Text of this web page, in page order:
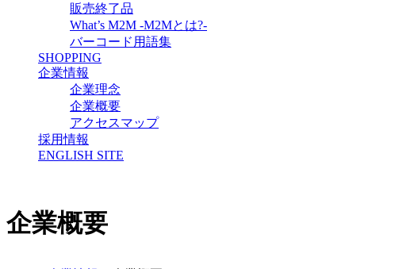
販売終了品
What’s M2M -M2Mとは?-
バーコード用語集
SHOPPING
企業情報
企業理念
企業概要
アクセスマップ
採用情報
ENGLISH SITE
企業概要